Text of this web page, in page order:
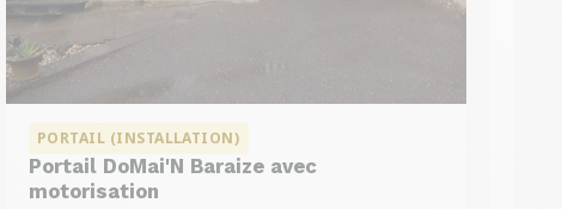
PORTAIL (INSTALLATION)
Portail DoMai'N Baraize avec
motorisation